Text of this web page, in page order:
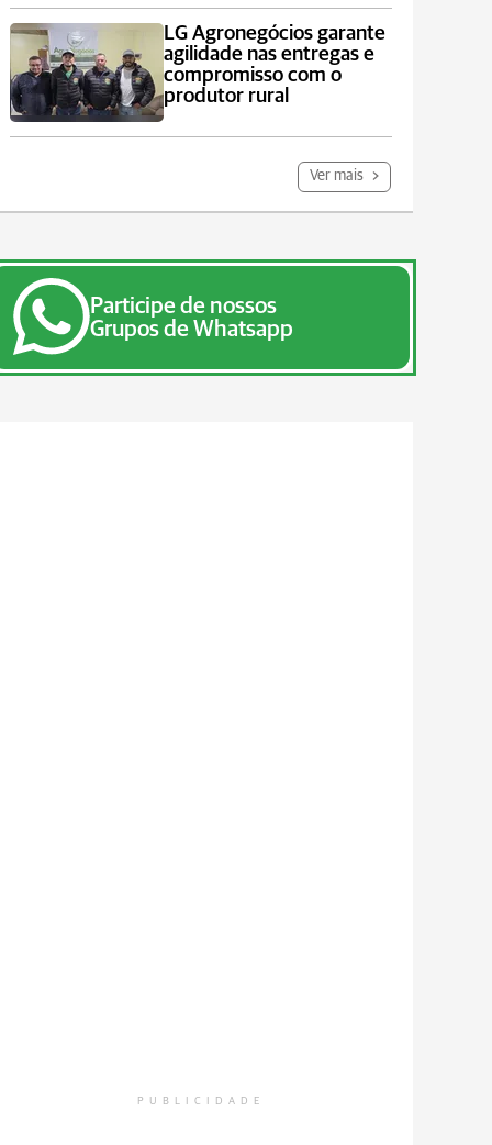
LG Agronegócios garante
agilidade nas entregas e
compromisso com o
produtor rural
Ver mais
Participe de nossos
Grupos de Whatsapp
PUBLICIDADE